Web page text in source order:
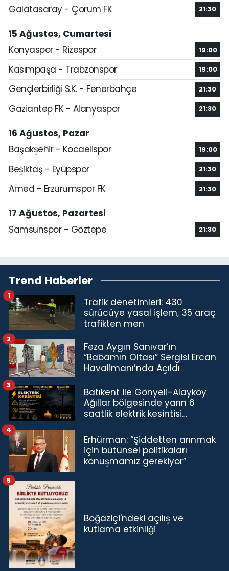
Galatasaray - Çorum FK
21:30
15 Ağustos, Cumartesi
Konyaspor - Rizespor
19:00
Kasımpaşa - Trabzonspor 19:00
Gençlerbirliği S.K. - Fenerbahçe 21:30
Gaziantep FK - Alanyaspor 21:30
16 Ağustos, Pazar
Başakşehir - Kocaelispor
19:00
Beşiktaş - Eyüpspor 21:30
Amed - Erzurumspor FK 21:30
17 Ağustos, Pazartesi
Samsunspor - Göztepe
21:30
Trend Haberler
Trafik denetimleri: 430
sürücüye yasal işlem, 35 araç
trafikten men
1
Feza Aygın Sanıvar’ın
“Babamın Oltası” Sergisi Ercan
Havalimanı’nda Açıldı
2
Batıkent ile Gönyeli-Alayköy
Ağıllar bölgesinde yarın 6
saatlik elektrik kesintisi…
3
Erhürman: “Şiddetten arınmak
için bütünsel politikaları
konuşmamız gerekiyor”
4
Boğaziçi'ndeki açılış ve
kutlama etkinliği
5